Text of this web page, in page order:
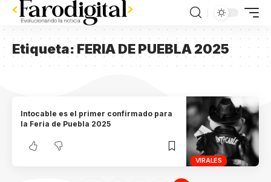
Etiqueta:FERIA DE PUEBLA 2025
VIRALES
Intocable es el primer confirmado para
la Feria de Puebla 2025